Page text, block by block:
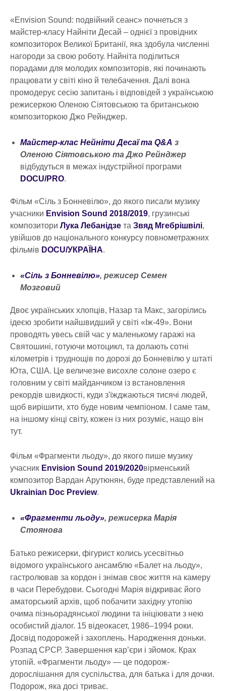
«Envision Sound: подвійний сеанс» почнеться з
майстер-класу Найніти Десай – однієї з провідних
композиторок Великої Британії, яка здобула численні
нагороди за свою роботу. Найніта поділиться
порадами для молодих композиторів, які починають
працювати у світі кіно й телебачення. Далі вона
промодерує сесію запитань і відповідей з українською
режисеркою Оленою Сіятовською та британською
композиторкою Джо Рейнджер.
Майстер-клас Нейніти Десаї та Q&A з
Оленою Сіятовською та Джо Рейнджер
відбудуться в межах індустрійної програми
DOCU/PRO.
Фільм «Сіль з Бонневілю», до якого писали музику
учасники Envision Sound 2018/2019, грузинські
композитори Лука Лебанідзе та Звяд Мгебрішвілі,
увійшов до національного конкурсу повнометражних
фільмів DOCU/УКРАЇНА.
«Сіль з Бонневілю», режисер Семен
Мозговий
Двоє українських хлопців, Назар та Макс, загорілись
ідеєю зробити найшвидший у світі «Іж-49». Вони
проводять увесь свій час у маленькому гаражі на
Святошині, готуючи мотоцикл, та долають сотні
кілометрів і труднощів по дорозі до Бонневілю у штаті
Юта, США. Це величезне висохле солоне озеро є
головним у світі майданчиком із встановлення
рекордів швидкості, куди з'їжджаються тисячі людей,
щоб вирішити, хто буде новим чемпіоном. І саме там,
на іншому кінці світу, кожен із них розуміє, нащо він
тут.
Фільм «Фрагменти льоду», до якого пише музику
учасник Envision Sound 2019/2020вірменський
композитор Вардан Арутюнян, буде представлений на
Ukrainian Doc Preview.
«Фрагменти льоду», режисерка Марія
Стоянова
Батько режисерки, фігурист колись усесвітньо
відомого українського ансамблю «Балет на льоду»,
гастролював за кордон і знімав своє життя на камеру
в часи Перебудови. Сьогодні Марія відкриває його
аматорський архів, щоб побачити західну утопію
очима пізньорадянської людини та ініціювати з нею
особистий діалог. 15 відеокасет, 1986–1994 роки.
Досвід подорожей і захоплень. Народження доньки.
Розпад СРСР. Завершення кар’єри і зйомок. Крах
утопій. «Фрагменти льоду» — це подорож-
дорослішання для суспільства, для батька і для дочки.
Подорож, яка досі триває.